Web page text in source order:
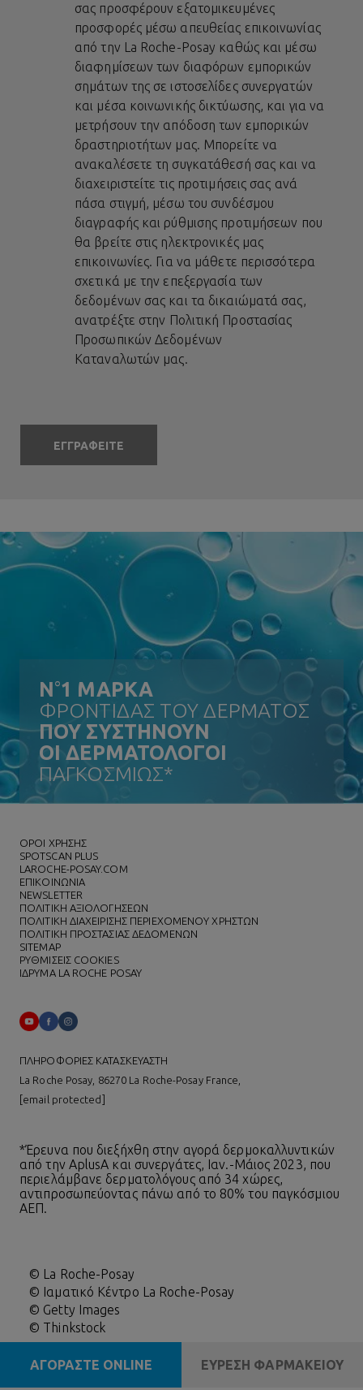
ΑΓΟΡΑΣΤΕ ONLINE ΕΥΡΕΣΗ ΦΑΡΜΑΚΕΙΟΥ
σας προσφέρουν εξατομικευμένες
προσφορές μέσω απευθείας επικοινωνίας
από την La Roche-Posay καθώς και μέσω
διαφημίσεων των διαφόρων εμπορικών
σημάτων της σε ιστοσελίδες συνεργατών
και μέσα κοινωνικής δικτύωσης, και για να
μετρήσουν την απόδοση των εμπορικών
δραστηριοτήτων μας. Μπορείτε να
ανακαλέσετε τη συγκατάθεσή σας και να
διαχειριστείτε τις προτιμήσεις σας ανά
πάσα στιγμή, μέσω του συνδέσμου
διαγραφής και ρύθμισης προτιμήσεων που
θα βρείτε στις ηλεκτρονικές μας
επικοινωνίες. Για να μάθετε περισσότερα
σχετικά με την επεξεργασία των
δεδομένων σας και τα δικαιώματά σας,
ανατρέξτε στην Πολιτική Προστασίας
Προσωπικών Δεδομένων
Καταναλωτών μας.
ΕΓΓΡΑΦΕΙΤΕ
N°1 ΜΑΡΚΑ
ΦΡΟΝΤΙΔΑΣ ΤΟΥ ΔΕΡΜΑΤΟΣ
ΠΟΥ ΣΥΣΤΗΝΟΥΝ
ΟΙ ΔΕΡΜΑΤΟΛΟΓΟΙ
ΠΑΓΚΟΣΜΙΩΣ*
ΌΡΟΙ ΧΡΗΣΗΣ
SPOTSCAN PLUS
LAROCHE-POSAY.COM
ΕΠΙΚΟΙΝΩΝΙΑ
NEWSLETTER
ΠΟΛΙΤΙΚΗ ΑΞΙΟΛΟΓΗΣΕΩΝ
ΠΟΛΙΤΙΚΗ ΔΙΑΧΕΙΡΙΣΗΣ ΠΕΡΙΕΧΟΜΕΝΟΥ ΧΡΗΣΤΩΝ
ΠΟΛΙΤΙΚΗ ΠΡΟΣΤΑΣΙΑΣ ΔΕΔΟΜΕΝΩΝ
SITEMAP
ΡΥΘΜΙΣΕΙΣ COOKIES
ΙΔΡΥΜΑ LA ROCHE POSAY
ΠΛΗΡΟΦΟΡΙΕΣ ΚΑΤΑΣΚΕΥΑΣΤΗ
La Roche Posay, 86270 La Roche-Posay France,
[email protected]
*Έρευνα που διεξήχθη στην αγορά δερμοκαλλυντικών
από την AplusA και συνεργάτες, Ιαν.-Μάιος 2023, που
περιελάμβανε δερματολόγους από 34 χώρες,
αντιπροσωπεύοντας πάνω από το 80% του παγκόσμιου
ΑΕΠ.
© La Roche-Posay
© Ιαματικό Κέντρο La Roche-Posay
© Getty Images
© Thinkstock
© L'OREAL